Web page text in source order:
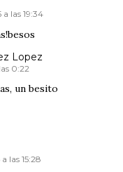
las 19:34
Lopez
0:22
un besito
las 15:28